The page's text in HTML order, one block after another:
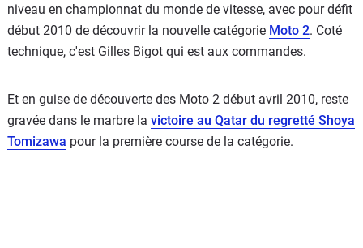
niveau en championnat du monde de vitesse, avec pour défit
début 2010 de découvrir la nouvelle catégorie Moto 2. Coté
technique, c'est Gilles Bigot qui est aux commandes.
Et en guise de découverte des Moto 2 début avril 2010, reste
gravée dans le marbre la victoire au Qatar du regretté Shoya
Tomizawa pour la première course de la catégorie.